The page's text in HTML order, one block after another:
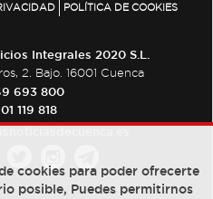
POLÍTICA DE COOKIES
Integrales 2020 S.L.
2. Bajo. 16001 Cuenca
693 800
119 818
cookies para poder ofrecerte
posible, Puedes permitirnos